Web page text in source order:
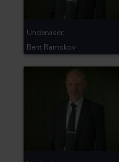
Underviser:
Bent Ramskov